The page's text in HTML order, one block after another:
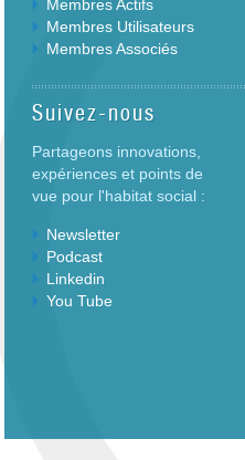
Membres Actifs
Membres Utilisateurs
Membres Associés
Suivez-nous
Partageons innovations,
expériences et points de
vue pour l'habitat social :
Newsletter
Podcast
Linkedin
You Tube